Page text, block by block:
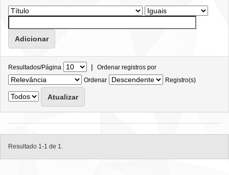
Resultados/Página | Ordenar registros por
Ordenar
Registro(s)
Resultado 1-1 de 1.